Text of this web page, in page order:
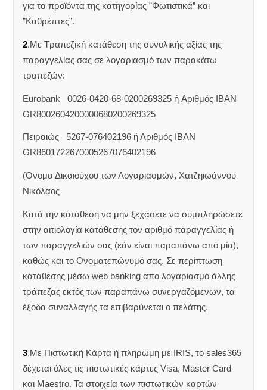
για τα προϊόντα της κατηγορίας ”Φωτιστικά” και
”Καθρέπτες”.
2.Με Τραπεζική κατάθεση της συνολικής αξίας της
παραγγελίας σας σε λογαριασμό των παρακάτω
τραπεζών:
Eurobank 0026-0420-68-0200269325 ή Aριθμός IBAN
GR8002604200000680200269325
Πειραιώς 5267-076402196 ή Αριθμός IBAN
GR8601722670005267076402196
(Όνομα Δικαιούχου των Λογαριασμών, Χατζηιωάννου
Νικόλαος
Κατά την κατάθεση να μην ξεχάσετε να συμπληρώσετε
στην αιτιολογία κατάθεσης τον αριθμό παραγγελίας ή
των παραγγελιών σας (εάν είναι παραπάνω από μία),
καθώς και το Ονοματεπώνυμό σας. Σε περίπτωση
κατάθεσης μέσω web banking απο λογαριασμό άλλης
τράπεζας εκτός των παραπάνω συνεργαζόμενων, τα
έξοδα συναλλαγής τα επιβαρύνεται ο πελάτης.
3.Με Πιστωτική Κάρτα ή πληρωμή με IRIS, το sales365
δέχεται όλες τις πιστωτικές κάρτες Visa, Master Card
και Maestro. Τα στοιχεία των πιστωτικών καρτών